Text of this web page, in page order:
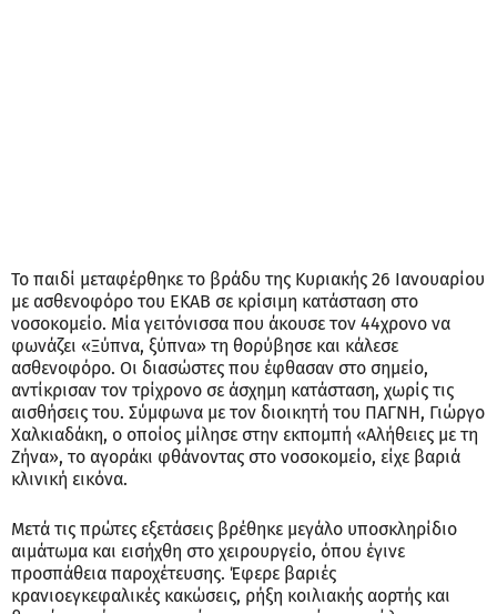
Το παιδί μεταφέρθηκε το βράδυ της Κυριακής 26 Ιανουαρίου
με ασθενοφόρο του ΕΚΑΒ σε κρίσιμη κατάσταση στο
νοσοκομείο. Μία γειτόνισσα που άκουσε τον 44χρονο να
φωνάζει «Ξύπνα, ξύπνα» τη θορύβησε και κάλεσε
ασθενοφόρο. Οι διασώστες που έφθασαν στο σημείο,
αντίκρισαν τον τρίχρονο σε άσχημη κατάσταση, χωρίς τις
αισθήσεις του. Σύμφωνα με τον διοικητή του ΠΑΓΝΗ, Γιώργο
Χαλκιαδάκη, ο οποίος μίλησε στην εκπομπή «Αλήθειες με τη
Ζήνα», το αγοράκι φθάνοντας στο νοσοκομείο, είχε βαριά
κλινική εικόνα.
Μετά τις πρώτες εξετάσεις βρέθηκε μεγάλο υποσκληρίδιο
αιμάτωμα και εισήχθη στο χειρουργείο, όπου έγινε
προσπάθεια παροχέτευσης. Έφερε βαριές
κρανιοεγκεφαλικές κακώσεις, ρήξη κοιλιακής αορτής και